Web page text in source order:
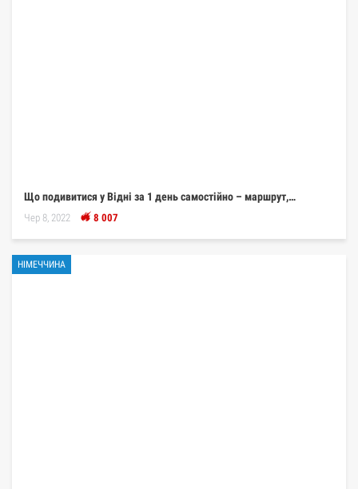
Що подивитися у Відні за 1 день самостійно – маршрут,…
Чер 8, 2022 8 007
НІМЕЧЧИНА